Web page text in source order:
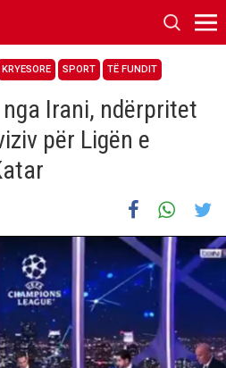
KRYESORE SPORT TË FUNDIT
Irani, ndërpritet
për Ligën e